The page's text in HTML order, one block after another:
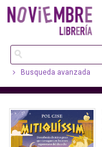
Busqueda avanzada